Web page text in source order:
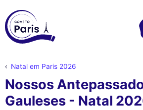
Natal em Paris 2026
Nossos
Gauleses - Natal